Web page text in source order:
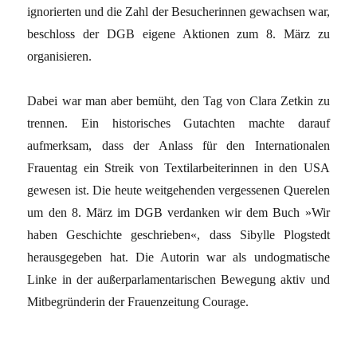
ignorierten und die Zahl der Besucherinnen gewachsen war,
beschloss der DGB eigene Aktionen zum 8. März zu
organisieren.
Dabei war man aber bemüht, den Tag von Clara Zetkin zu
trennen. Ein historisches Gutachten machte darauf
aufmerksam, dass der Anlass für den Internationalen
Frauentag ein Streik von Textilarbeiterinnen in den USA
gewesen ist. Die heute weitgehenden vergessenen Querelen
um den 8. März im DGB verdanken wir dem Buch »Wir
haben Geschichte geschrieben«, dass Sibylle Plogstedt
herausgegeben hat. Die Autorin war als undogmatische
Linke in der außerparlamentarischen Bewegung aktiv und
Mitbegründerin der Frauenzeitung Courage.